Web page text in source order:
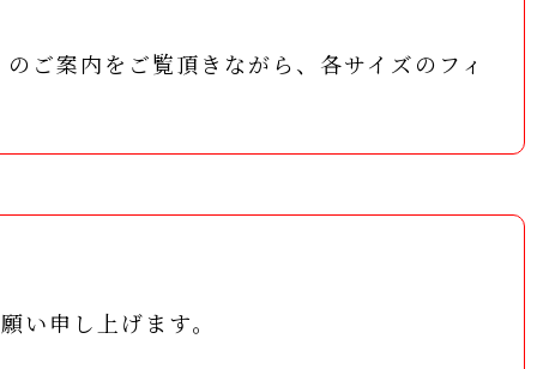
ご案内をご覧頂きながら、各サイズのフィ
い申し上げます。